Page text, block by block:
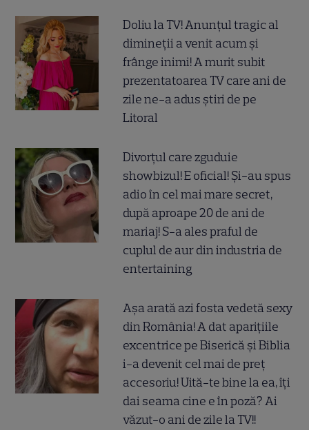
Doliu la TV! Anunțul tragic al
dimineții a venit acum și
frânge inimi! A murit subit
prezentatoarea TV care ani de
zile ne-a adus știri de pe
Litoral
Divorțul care zguduie
showbizul! E oficial! Și-au spus
adio în cel mai mare secret,
după aproape 20 de ani de
mariaj! S-a ales praful de
cuplul de aur din industria de
entertaining
Așa arată azi fosta vedetă sexy
din România! A dat aparițiile
excentrice pe Biserică și Biblia
i-a devenit cel mai de preț
accesoriu! Uită-te bine la ea, îți
dai seama cine e în poză? Ai
văzut-o ani de zile la TV!!